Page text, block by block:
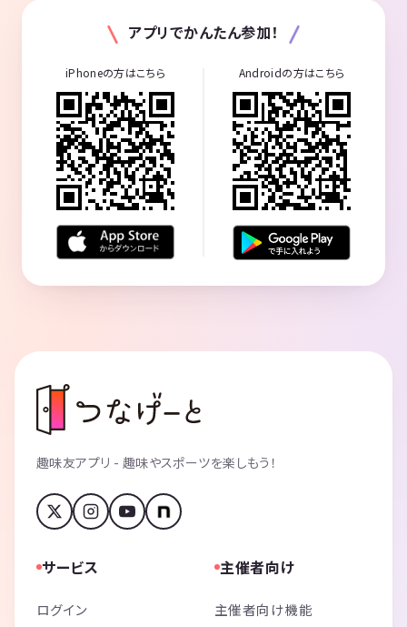
アプリでかんたん参加！
iPhoneの方はこちら Androidの方はこちら
趣味友アプリ - 趣味やスポーツを楽しもう！
サービス
ログイン
主催者向け
主催者向け機能